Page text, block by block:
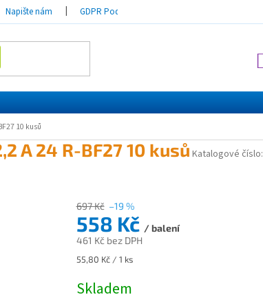
Napište nám GDPR Podmínky ochrany osobních údajů
10 kusů
A 24 R-BF27 10 kusů Katalogové číslo:
697 Kč –19 %
558 Kč / balení
461 Kč bez DPH
Měrná
55,80 Kč / 1 ks
Skladem